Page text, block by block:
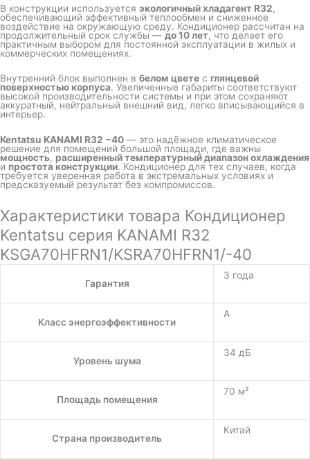
В конструкции используется экологичный хладагент R32,
обеспечивающий эффективный теплообмен и сниженное
воздействие на окружающую среду. Кондиционер рассчитан на
продолжительный срок службы — до 10 лет, что делает его
практичным выбором для постоянной эксплуатации в жилых и
коммерческих помещениях.
Внутренний блок выполнен в белом цвете с глянцевой
поверхностью корпуса. Увеличенные габариты соответствуют
высокой производительности системы и при этом сохраняют
аккуратный, нейтральный внешний вид, легко вписывающийся в
интерьер.
Kentatsu KANAMI R32 −40 — это надёжное климатическое
решение для помещений большой площади, где важны
мощность, расширенный температурный диапазон охлаждения
и простота конструкции. Кондиционер для тех случаев, когда
требуется уверенная работа в экстремальных условиях и
предсказуемый результат без компромиссов.
Характеристики товара Кондиционер
Kentatsu серия KANAMI R32
KSGA70HFRN1/KSRA70HFRN1/-40
Гарантия
3 года
Класс энергоэффективности
A
Уровень шума
34 дБ
Площадь помещения
70 м²
Страна производитель
Китай